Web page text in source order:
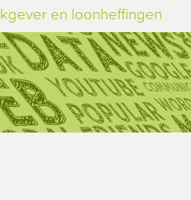
en loonheffingen